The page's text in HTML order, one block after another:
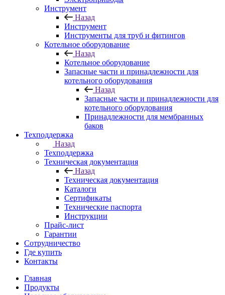
Инструмент
Назад
Инструмент
Инструменты для труб и фитингов
Котельное оборудование
Назад
Котельное оборудование
Запасные части и принадлежности для
котельного оборудования
Назад
Запасные части и принадлежности для
котельного оборудования
Принадлежности для мембранных
баков
Техподдержка
Назад
Техподдержка
Техническая документация
Назад
Техническая документация
Каталоги
Сертификаты
Технические паспорта
Инструкции
Прайс-лист
Гарантии
Сотрудничество
Где купить
Контакты
Главная
Продукты